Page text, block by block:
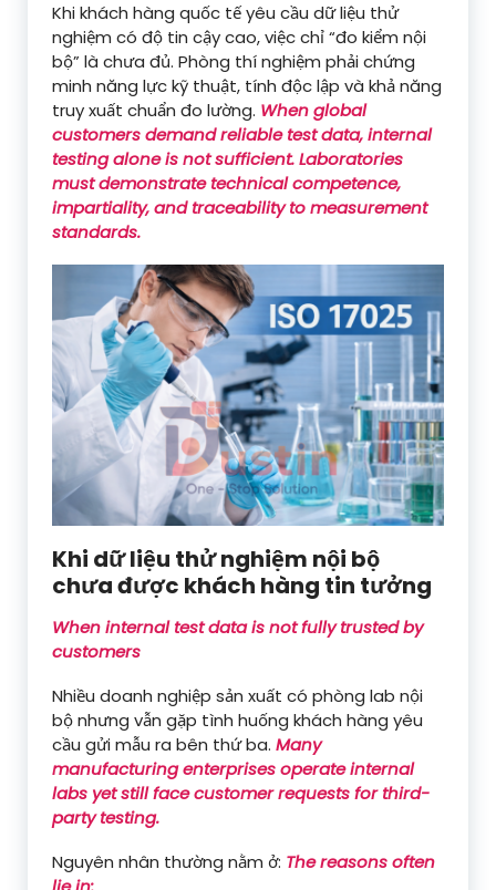
Khi khách hàng quốc tế yêu cầu dữ liệu thử
nghiệm có độ tin cậy cao, việc chỉ “đo kiểm nội
bộ” là chưa đủ. Phòng thí nghiệm phải chứng
minh năng lực kỹ thuật, tính độc lập và khả năng
truy xuất chuẩn đo lường. When global
customers demand reliable test data, internal
testing alone is not sufficient. Laboratories
must demonstrate technical competence,
impartiality, and traceability to measurement
standards.
Khi dữ liệu thử nghiệm nội bộ
chưa được khách hàng tin tưởng
When internal test data is not fully trusted by
customers
Nhiều doanh nghiệp sản xuất có phòng lab nội
bộ nhưng vẫn gặp tình huống khách hàng yêu
cầu gửi mẫu ra bên thứ ba. Many
manufacturing enterprises operate internal
labs yet still face customer requests for third-
party testing.
Nguyên nhân thường nằm ở: The reasons often